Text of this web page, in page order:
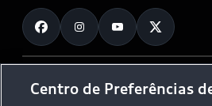
Planejamento de recarga
O Legado do S
Audi Driving Experience
ESG
Fale Conosco
Trabalhe Conosco
© 2026 AUDI AG. All Rights
Centro de Preferências